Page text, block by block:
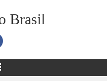
Brasil